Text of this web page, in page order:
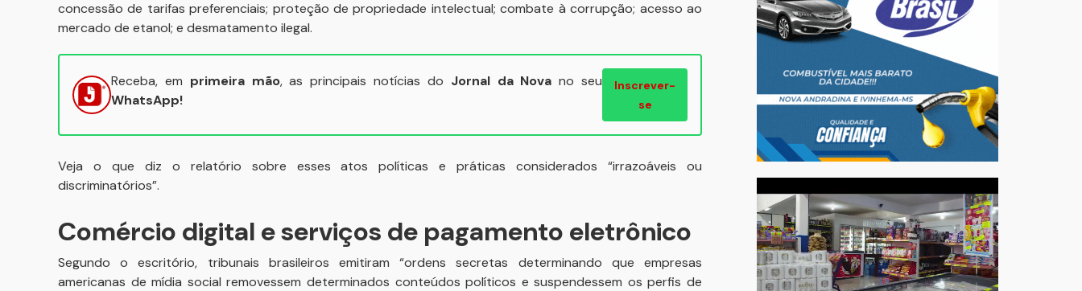
concessão de tarifas preferenciais; proteção de propriedade intelectual; combate à corrupção; acesso ao
mercado de etanol; e desmatamento ilegal.
Receba, em primeira mão, as principais notícias do Jornal da Nova no seu
WhatsApp!
Inscrever-
se
Veja o que diz o relatório sobre esses atos políticas e práticas considerados “irrazoáveis ou
discriminatórios”.
Comércio digital e serviços de pagamento eletrônico
Segundo o escritório, tribunais brasileiros emitiram “ordens secretas determinando que empresas
americanas de mídia social removessem determinados conteúdos políticos e suspendessem os perfis de